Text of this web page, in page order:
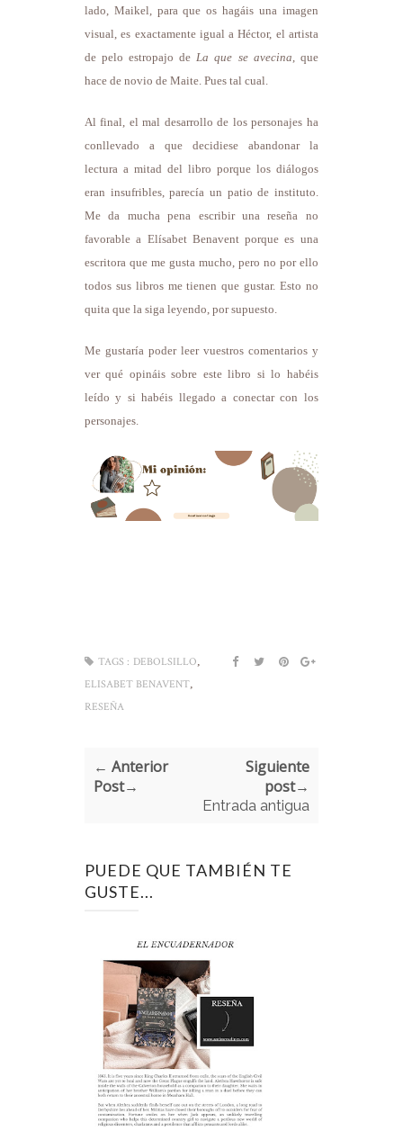
lado, Maikel, para que os hagáis una imagen
visual, es exactamente igual a Héctor, el artista
de pelo estropajo de La que se avecina , que
hace de novio de Maite. Pues tal cual.
Al final, el mal desarrollo de los personajes ha
conllevado a que decidiese abandonar la
lectura a mitad del libro porque los diálogos
eran insufribles, parecía un patio de instituto.
Me da mucha pena escribir una reseña no
favorable a Elísabet Benavent porque es una
escritora que me gusta mucho, pero no por ello
todos sus libros me tienen que gustar. Esto no
quita que la siga leyendo, por supuesto.
Me gustaría poder leer vuestros comentarios y
ver qué opináis sobre este libro si lo habéis
leído y si habéis llegado a conectar con los
personajes.
TAGS : DEBOLSILLO
ELISABET BENAVENT
RESEÑA
← Anterior
Post→
Siguiente
post→
Entrada antigua
PUEDE QUE TAMBIÉN TE
GUSTE...